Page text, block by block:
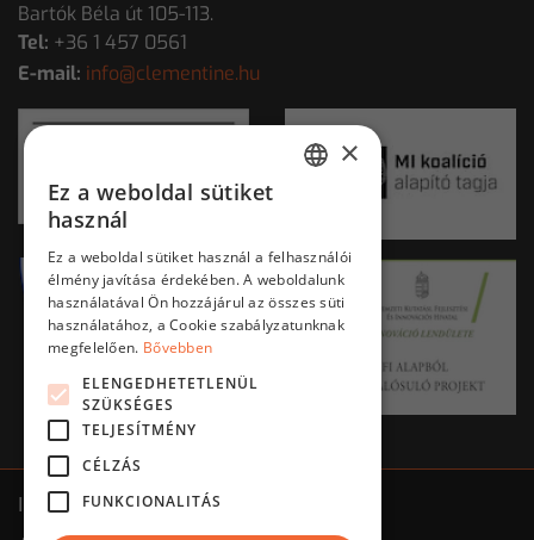
Bartók Béla út 105-113.
Tel: +36 1 457 0561
E-mail: info@clementine.hu
Impresszum
ÁSZF
×
Ez a weboldal sütiket
használ
Ez a weboldal sütiket használ a felhasználói
élmény javítása érdekében. A weboldalunk
használatával Ön hozzájárul az összes süti
használatához, a Cookie szabályzatunknak
megfelelően. Bővebben
ELENGEDHETETLENÜL
SZÜKSÉGES
TELJESÍTMÉNY
CÉLZÁS
FUNKCIONALITÁS